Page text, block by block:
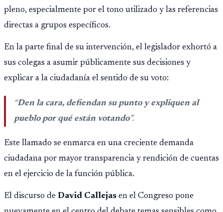
pleno, especialmente por el tono utilizado y las referencias
directas a grupos específicos.
En la parte final de su intervención, el legislador exhortó a
sus colegas a asumir públicamente sus decisiones y
explicar a la ciudadanía el sentido de su voto:
“Den la cara, defiendan su punto y expliquen al
pueblo por qué están votando”.
Este llamado se enmarca en una creciente demanda
ciudadana por mayor transparencia y rendición de cuentas
en el ejercicio de la función pública.
El discurso de David Callejas en el Congreso pone